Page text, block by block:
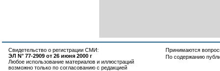
Свидетельство о регистрации СМИ:
ЭЛ N° 77-2909 от 26 июня 2000 г
Любое использование материалов и иллюстраций
возможно только по согласованию с редакцией
Принимаются
По содержанию